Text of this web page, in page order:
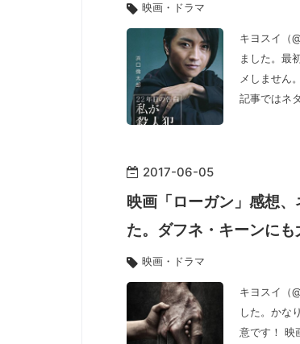
映画・ドラマ
キヨスイ（
ました。最
メしません
記事ではネ
2017-06-05
映画「ローガン」感想
た。ダフネ・キーンにも
映画・ドラマ
キヨスイ（
した。かな
意です！ 映